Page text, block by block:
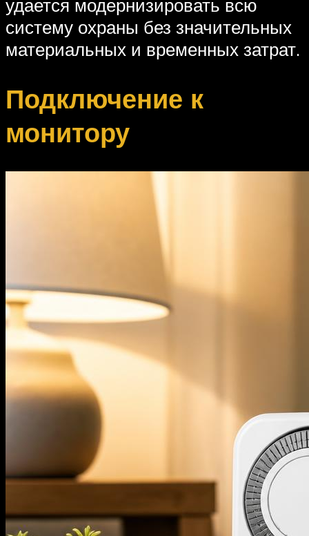
удается модернизировать всю
систему охраны без значительных
материальных и временных затрат.
Подключение к
монитору